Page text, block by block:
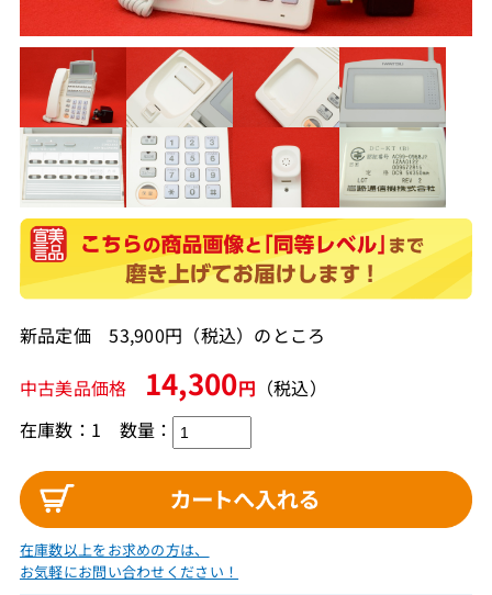
新品定価 53,900円（税込）のところ
中古美品価格 14,300円 （税込）
在庫数：1 数量：
在庫数以上をお求めの方は、
お気軽にお問い合わせください！